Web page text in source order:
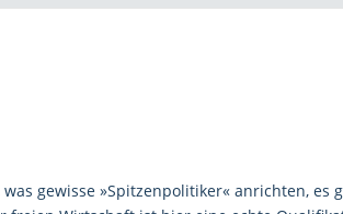
gewisse »Spitzenpolitiker« anrichten, es